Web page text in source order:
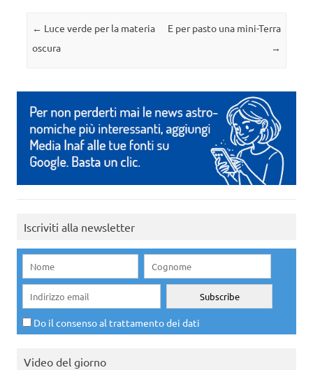
Navigazione articolo
← Luce verde per la materia
oscura
E per pasto una mini-Terra
→
Iscriviti alla newsletter
Do il consenso al trattamento dei dati
Video del giorno